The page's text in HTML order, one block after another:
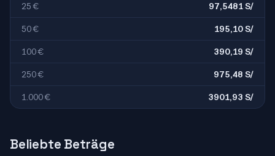
25 € 97,5481 S/
50 € 195,10 S/
100 € 390,19 S/
250 € 975,48 S/
1.000 € 3901,93 S/
Beliebte Beträge